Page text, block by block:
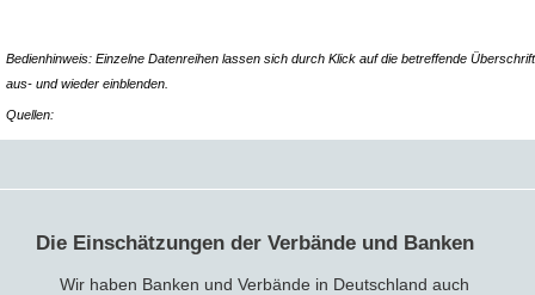
Bedienhinweis: Einzelne Datenreihen lassen sich durch Klick auf die betreffende Überschrift
aus- und wieder einblenden.
Quellen:
Die Einschätzungen der Verbände und Banken
Wir haben Banken und Verbände in Deutschland auch